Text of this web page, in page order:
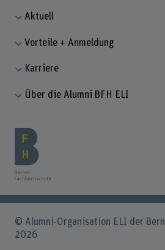
Aktuell
Vorteile + Anmeldung
Karriere
Über die Alumni BFH ELI
© Alumni-Organisation ELI der
2026